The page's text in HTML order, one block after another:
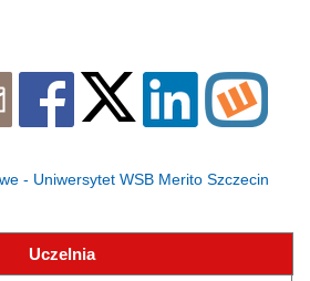
- Uniwersytet WSB Merito Szczecin
Uczelnia